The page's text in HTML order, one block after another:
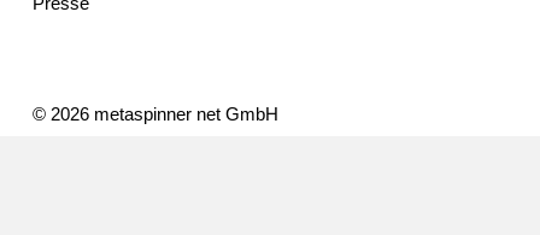
© 2026 metaspinner net GmbH